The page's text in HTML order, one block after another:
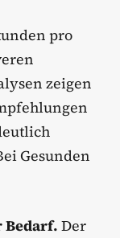
pro
zeigen
Gesunden
Bedarf.Der